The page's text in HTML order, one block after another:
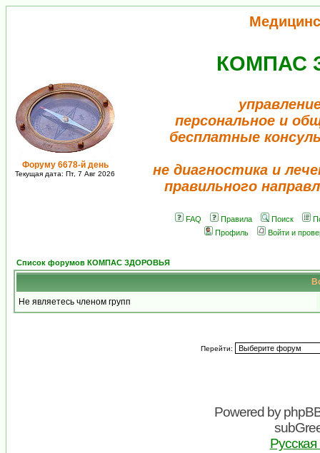
Форуму 6678-й день
Текущая дата: Пт, 7 Авг 2026
КОМПАС
персональное и
бесплатные
не диагностика и
правильного
FAQ Правила Поиск
Профиль
Войти и
Список форумов КОМПАС ЗДОРОВЬЯ
Не являетесь членом групп
Перейти:
Powered by